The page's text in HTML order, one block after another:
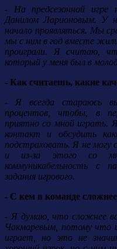
- На предсезонной игре
Данилом Ларионовым. У
начало проявляться. Мы
мы с ним в год вместе
проиграли. Я считаю,
который у меня был в
- Как считаешь, какие
- Я всегда стараюсь
процентов, чтобы, в
приятно со мной играть.
контакт и обсудить
подстраховать. Я не могу
и из-за этого со
коммуникабельность с
задания игрового.
- С кем в команде сложнее
- Я думаю, что сложнее
Чакмаревым, потому что
играет, но это не